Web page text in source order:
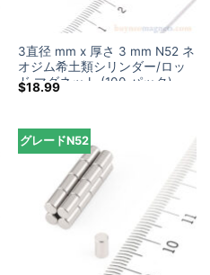
3直径 mm x 厚さ 3 mm N52 ネ
オジム希土類シリンダー/ロッ
ド マグネット (100 パック)
$18.99
グレードN52